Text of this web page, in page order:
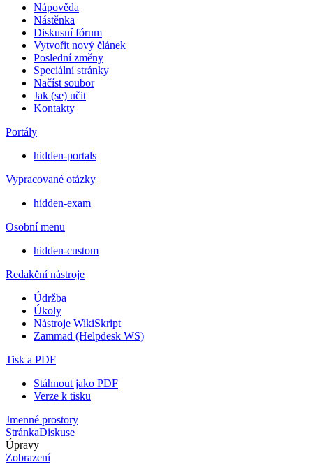
Nápověda
Nástěnka
Diskusní fórum
Vytvořit nový článek
Poslední změny
Speciální stránky
Načíst soubor
Jak (se) učit
Kontakty
Portály
hidden-portals
Vypracované otázky
hidden-exam
Osobní menu
hidden-custom
Redakční nástroje
Údržba
Úkoly
Nástroje WikiSkript
Zammad (Helpdesk WS)
Tisk a PDF
Stáhnout jako PDF
Verze k tisku
Jmenné prostory
StránkaDiskuse
Úpravy
Zobrazení